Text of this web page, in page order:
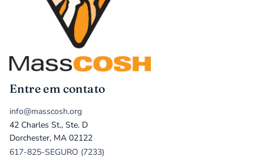
Entre em contato
info@masscosh.org
42 Charles St., Ste. D
Dorchester, MA 02122
617-825-SEGURO (7233)